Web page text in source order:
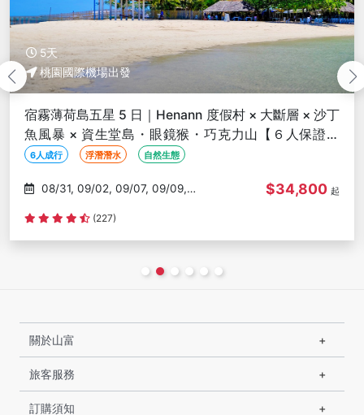
5天
桃園國際機場出發
長灘島輕奢５日～Henann 遇見 Discovery、熱石金箔
按摩、風帆獨木舟、連泊２晚餐內用、下午茶【菲航２
人成行】
2人成行 浮潛潛水 蜜月旅行
$38,800 起
評分資料不足
關於山富
旅客服務
訂購須知